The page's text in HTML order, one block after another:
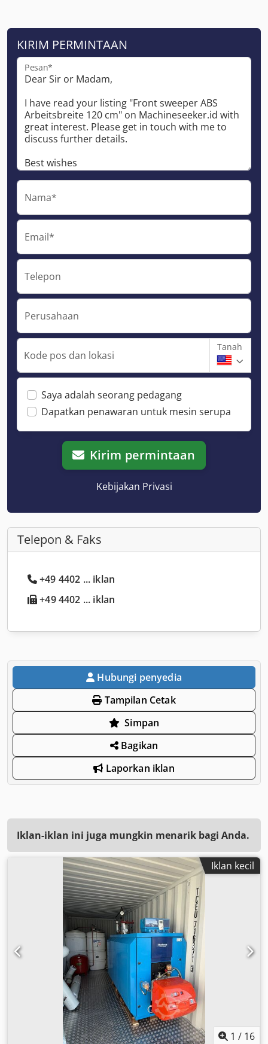
KIRIM PERMINTAAN
Pesan*
Nama*
Email*
Telepon
Perusahaan
Kode pos dan lokasi
Tanah
Saya adalah seorang pedagang
Dapatkan penawaran untuk mesin serupa
Kirim permintaan
Kebijakan Privasi
Telepon & Faks
+49 4402 ... iklan
+49 4402 ... iklan
Hubungi penyedia
Tampilan Cetak
Simpan
Bagikan
Laporkan iklan
Iklan-iklan ini juga mungkin menarik bagi Anda.
Iklan kecil
1 / 16